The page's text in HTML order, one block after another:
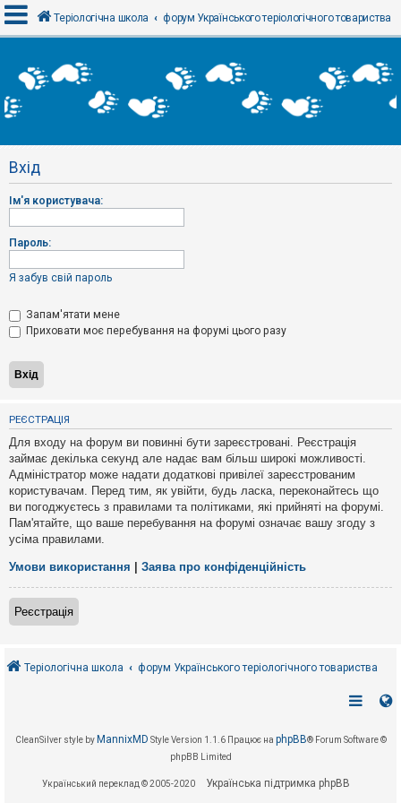
х
і
Р
є
т
р
а
і
Т
м
и
б
з
в
і
д
п
о
в
і
д
е
й
А
к
т
и
і
Теріологічна школа форум Українського теріологічного товариства
Вхід
Ім'я користувача:
Пароль:
Я забув свій пароль
Запам'ятати мене
Приховати моє перебування на форумі цього разу
РЕЄСТРАЦІЯ
Для входу на форум ви повинні бути зареєстровані. Реєстрація
займає декілька секунд але надає вам більш широкі можливості.
Адміністратор може надати додаткові привілеї зареєстрованим
користувачам. Перед тим, як увійти, будь ласка, переконайтесь що
ви погоджуєтесь з правилами та політиками, які прийняті на форумі.
Пам'ятайте, що ваше перебування на форумі означає вашу згоду з
усіма правилами.
Умови використання Заява про конфіденційність
Реєстрація
Теріологічна школа форум Українського теріологічного товариства
CleanSilver style by MannixMD Style Version 1.1.6 Працює на phpBB® Forum Software ©
phpBB Limited
Український переклад © 2005-2020 Українська підтримка phpBB